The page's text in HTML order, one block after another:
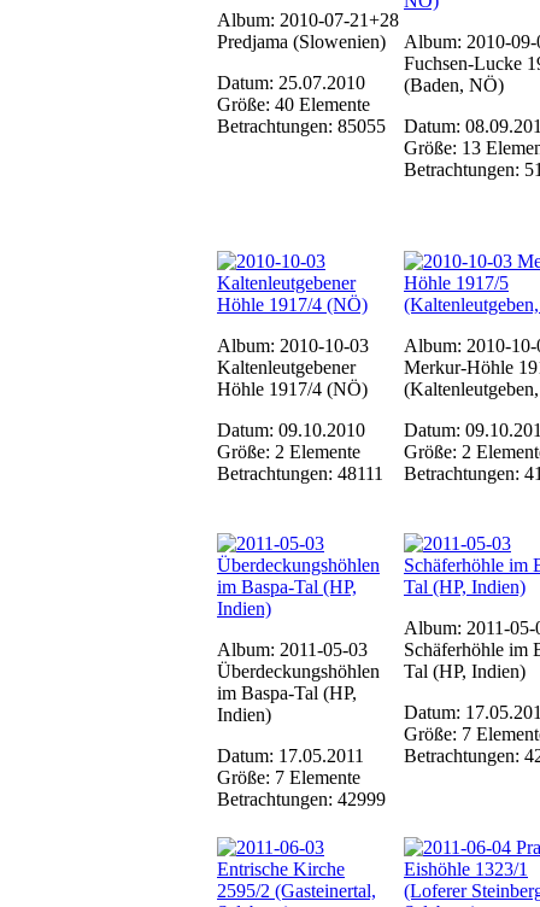
Album: 2010-07-21+28
Predjama (Slowenien)
Datum: 25.07.2010
Größe: 40 Elemente
Betrachtungen: 85055
Album: 2010-09-
Fuchsen-Lucke
(Baden, NÖ)
Datum:
Größe: 13
Betrachtungen:
Album: 2010-10-03
Kaltenleutgebener
Höhle 1917/4 (NÖ)
Datum: 09.10.2010
Größe: 2 Elemente
Betrachtungen: 48111
Album: 2010-10-
Merkur-Höhle
Datum:
Größe: 2
Betrachtungen:
Album: 2011-05-03
Überdeckungshöhlen
im Baspa-Tal (HP,
Indien)
Datum: 17.05.2011
Größe: 7 Elemente
Betrachtungen: 42999
Album: 2011-05-
Schäferhöhle im
Tal (HP, Indien)
Datum:
Größe: 7
Betrachtungen: